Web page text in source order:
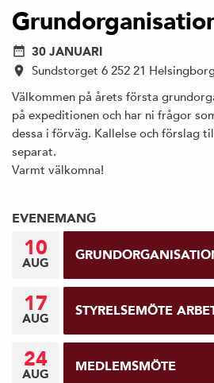
30 JANUARI
Sundstorget 6 252 21
Välkommen på årets första
på expeditionen och har ni frågor
dessa i förväg. Kallelse och förslag
separat.
Varmt välkomna!
EVENEMANG
10
AUG
17
AUG STYRELSEMÖTE
24
AUG MEDLEMSMÖTE